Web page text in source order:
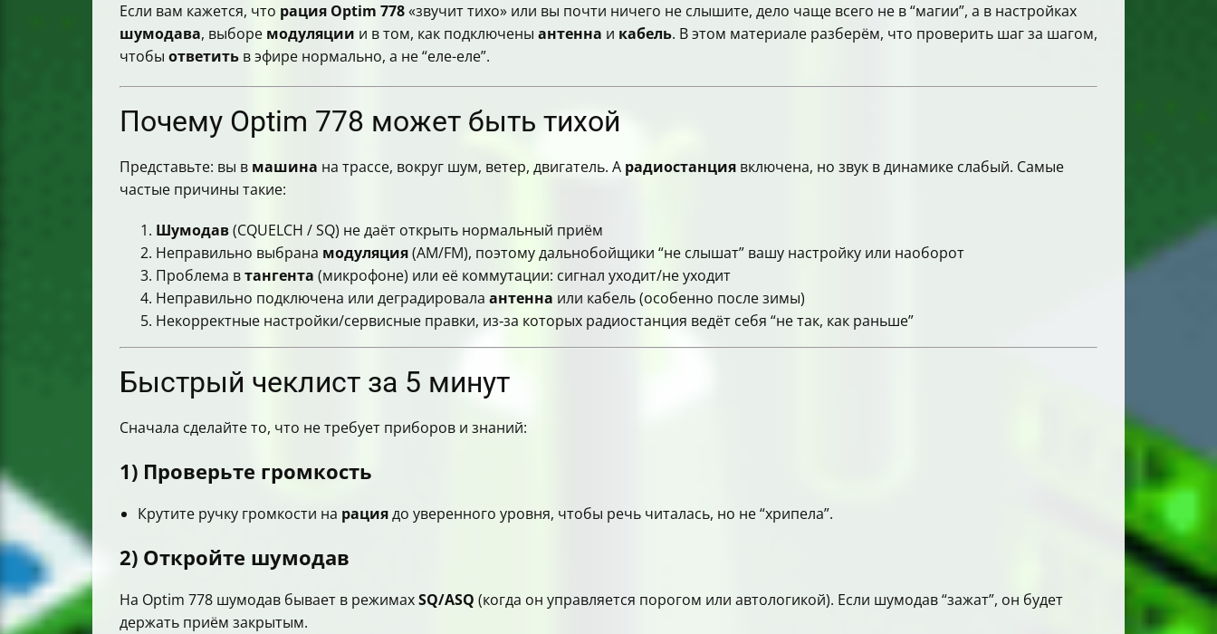
Если рация стала “глючить” после зимы
Диагностика когда не принимает и не передаёт
Полный сброс настроек. Что будет, если сделать
Как проверить динамик и внешний аудиовыход
Актуальность CB и альтернативы
Где найти местную связь и частоты
Если вам кажется, что рация Optim 778«звучит тихо» или вы почти ничего не слышите, дело чаще всего не в “магии”, а в настройках
шумодава, выборе модуляции и в том, как подключены антенна и кабель. В этом материале разберём, что проверить шаг за шагом,
чтобы ответить в эфире нормально, а не “еле-еле”.
Почему Optim 778 может быть тихой
Представьте: вы в машина на трассе, вокруг шум, ветер, двигатель. А радиостанция включена, но звук в динамике слабый. Самые
частые причины такие:
Шумодав(CQUELCH / SQ) не даёт открыть нормальный приём
Неправильно выбрана модуляция(AM/FM), поэтому дальнобойщики “не слышат” вашу настройку или наоборот
Проблема втангента (микрофоне) или её коммутации: сигнал уходит/не уходит
Неправильно подключена или деградировала антенна или кабель (особенно после зимы)
Некорректные настройки/сервисные правки, из‑за которых радиостанция ведёт себя “не так, как раньше”
Быстрый чеклист за 5 минут
Сначала сделайте то, что не требует приборов и знаний:
1) Проверьте громкость
Крутите ручку громкости на рациядо уверенного уровня, чтобы речь читалась, но не “хрипела”.
2) Откройте шумодав
На Optim 778 шумодав бывает в режимахSQ/ASQ (когда он управляется порогом или автологикой). Если шумодав “зажат”, он будет
держать приём закрытым.